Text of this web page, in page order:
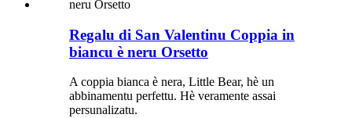
Regalu di San Valentinu Coppia in
biancu è neru Orsetto
A coppia bianca è nera, Little Bear, hè un
abbinamentu perfettu. Hè veramente assai
persunalizatu.